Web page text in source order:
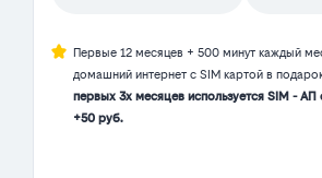
Первые 12 месяцев + 500 минут каждый
домашний интернет с SIM картой в
первых 3х месяцев используется SIM - АП
+50 руб.